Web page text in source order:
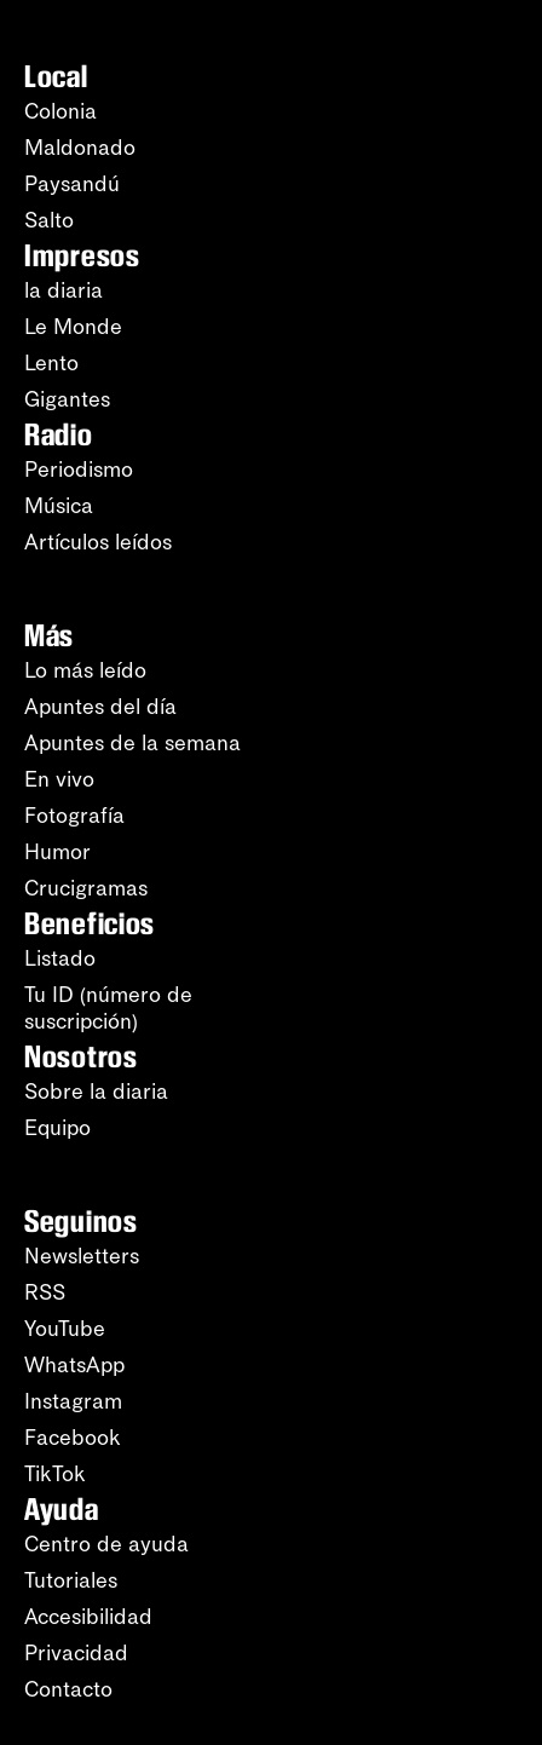
Local
Colonia
Maldonado
Paysandú
Salto
Impresos
la diaria
Le Monde
Lento
Gigantes
Radio
Periodismo
Música
Artículos leídos
Más
Lo más leído
Apuntes del día
Apuntes de la semana
En vivo
Fotografía
Humor
Crucigramas
Beneficios
Listado
Tu ID (número de
suscripción)
Nosotros
Sobre la diaria
Equipo
Seguinos
Newsletters
RSS
YouTube
WhatsApp
Instagram
Facebook
TikTok
Ayuda
Centro de ayuda
Tutoriales
Accesibilidad
Privacidad
Contacto